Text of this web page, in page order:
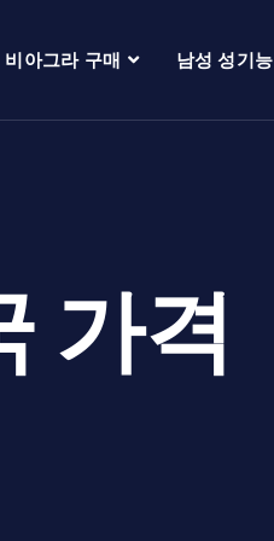
비아그라 구매 남성 성기능
가격